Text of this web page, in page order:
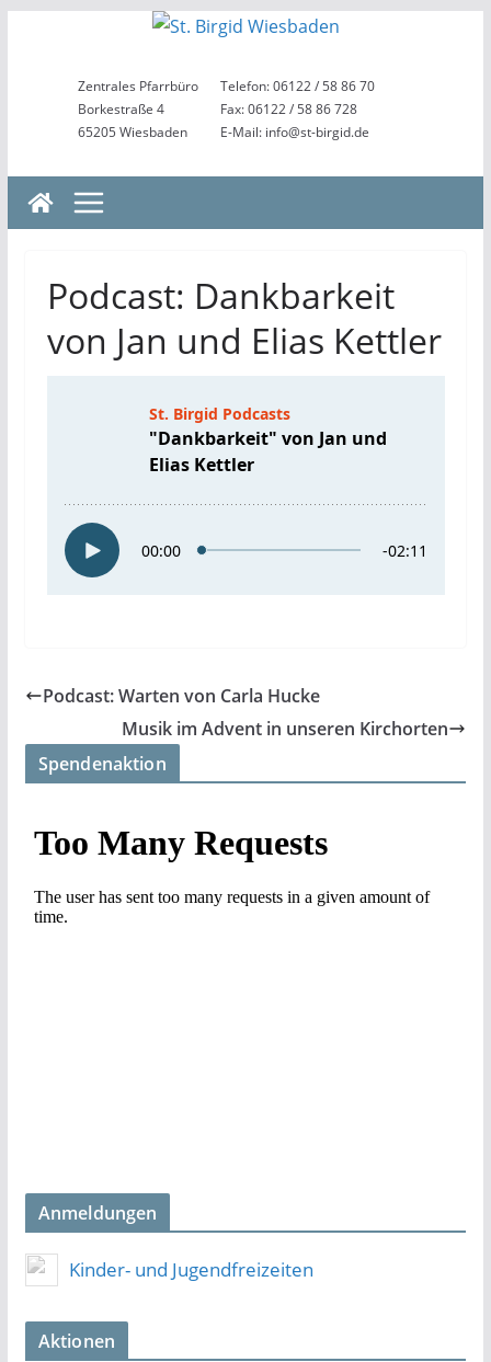
springenZentrales Pfarrbüro
Borkestraße 4
65205 Wiesbaden
Telefon: 06122 / 58 86 70
Fax: 06122 / 58 86 728
E-Mail: info@st-birgid.de
Podcast: Dankbarkeit
von Jan und Elias Kettler
Podcast: Warten von Carla Hucke
Musik im Advent in unseren Kirchorten
Spendenaktion
Anmeldungen
Kinder- und Jugendfreizeiten
Aktionen